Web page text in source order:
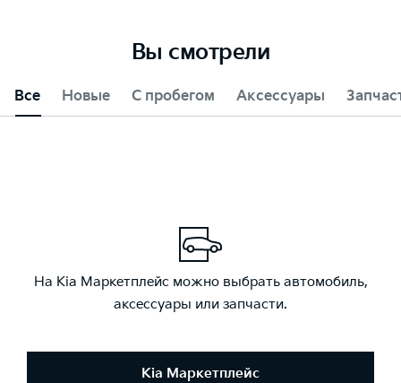
Вы смотрели
Все Новые С пробегом Аксессуары
На Kia Маркетплейс можно выбрать автомобиль,
аксессуары или запчасти.
Kia Маркетплейс